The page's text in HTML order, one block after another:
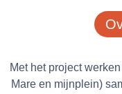
Met het project
Mare en mijnplein)